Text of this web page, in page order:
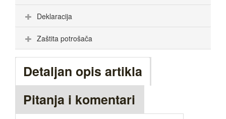
Deklaracija
Zaštita potrošača
Detaljan opis artikla
Pitanja i komentari